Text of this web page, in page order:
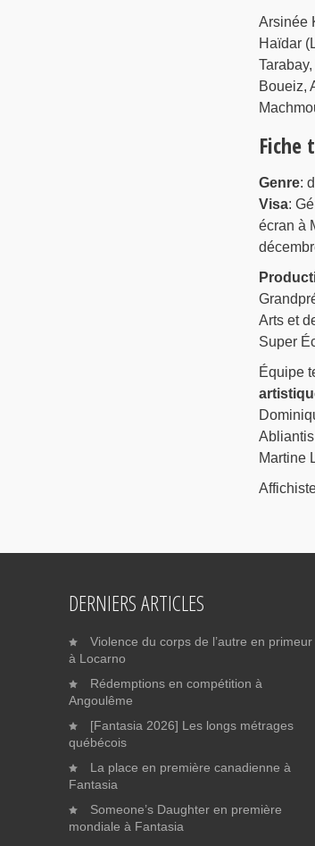
Arsinée
Haïdar
Boueiz,
Fiche
Genre:
Visa:
écran à
Arts et
Super
Équipe
Martine
DERNIERS ARTICLES
Violence du corps de l’autre en primeur
à Locarno
Rédemptions en compétition à
Angoulême
[Fantasia 2026] Les longs métrages
québécois
La place en première canadienne à
Fantasia
Someone’s Daughter en première
mondiale à Fantasia